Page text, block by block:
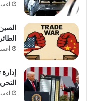
أغسطس
أغسطس
أغسطس